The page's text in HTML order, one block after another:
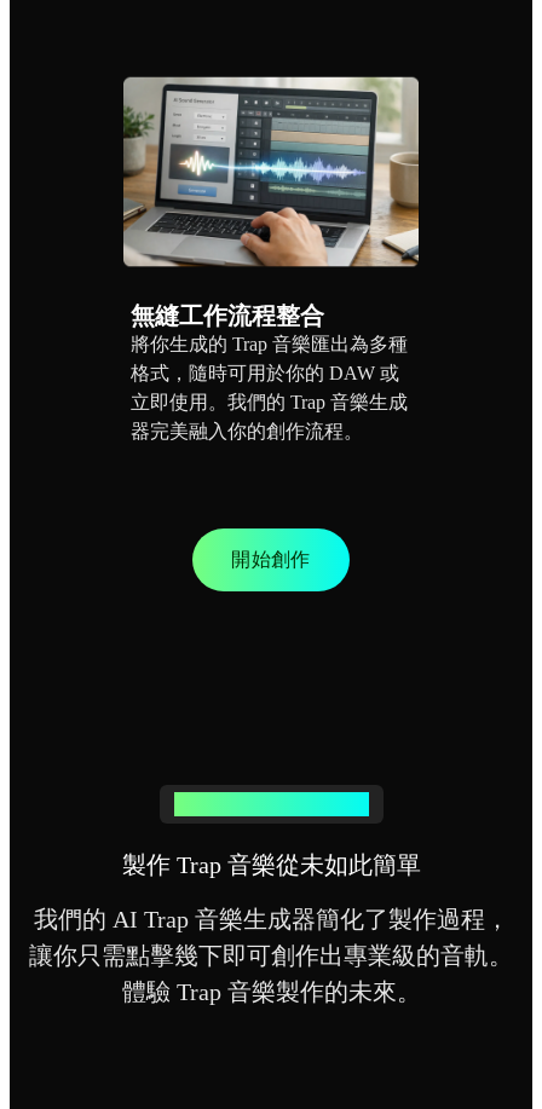
無縫工作流程整合
將你生成的 Trap 音樂匯出為多種
格式，隨時可用於你的 DAW 或
立即使用。我們的 Trap 音樂生成
器完美融入你的創作流程。
開始創作
製作 Trap 音樂從未如此簡單
我們的 AI Trap 音樂生成器簡化了製作過程，
讓你只需點擊幾下即可創作出專業級的音軌。
體驗 Trap 音樂製作的未來。